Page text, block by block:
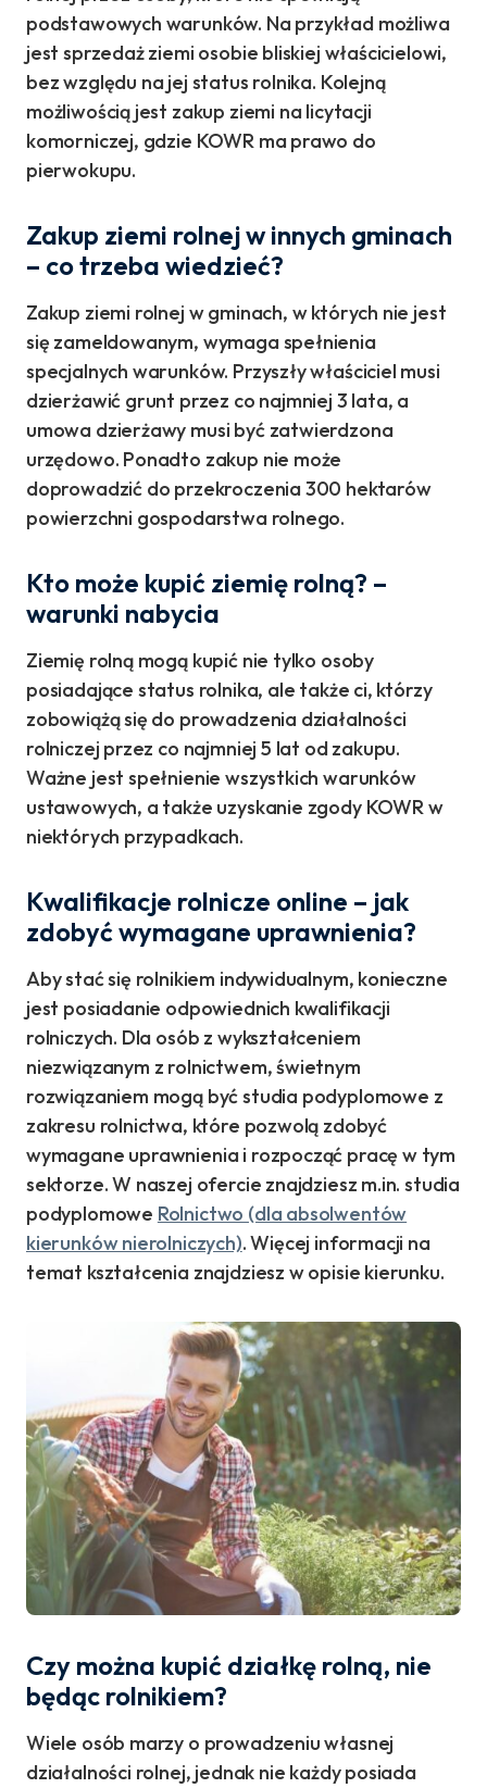
podstawowych warunków. Na przykład możliwa
jest sprzedaż ziemi osobie bliskiej właścicielowi,
bez względu na jej status rolnika. Kolejną
możliwością jest zakup ziemi na licytacji
komorniczej, gdzie KOWR ma prawo do
pierwokupu.
Zakup ziemi rolnej w innych gminach
– co trzeba wiedzieć?
Zakup ziemi rolnej w gminach, w których nie jest
się zameldowanym, wymaga spełnienia
specjalnych warunków. Przyszły właściciel musi
dzierżawić grunt przez co najmniej 3 lata, a
umowa dzierżawy musi być zatwierdzona
urzędowo. Ponadto zakup nie może
doprowadzić do przekroczenia 300 hektarów
powierzchni gospodarstwa rolnego.
Kto może kupić ziemię rolną? –
warunki nabycia
Ziemię rolną mogą kupić nie tylko osoby
posiadające status rolnika, ale także ci, którzy
zobowiążą się do prowadzenia działalności
rolniczej przez co najmniej 5 lat od zakupu.
Ważne jest spełnienie wszystkich warunków
ustawowych, a także uzyskanie zgody KOWR w
niektórych przypadkach.
Kwalifikacje rolnicze online – jak
zdobyć wymagane uprawnienia?
Aby stać się rolnikiem indywidualnym, konieczne
jest posiadanie odpowiednich kwalifikacji
rolniczych. Dla osób z wykształceniem
niezwiązanym z rolnictwem, świetnym
rozwiązaniem mogą być studia podyplomowe z
zakresu rolnictwa, które pozwolą zdobyć
wymagane uprawnienia i rozpocząć pracę w tym
sektorze. W naszej ofercie znajdziesz m.in. studia
podyplomowe Rolnictwo (dla absolwentów
kierunków nierolniczych). Więcej informacji na
temat kształcenia znajdziesz w opisie kierunku.
Czy można kupić działkę rolną, nie
będąc rolnikiem?
Wiele osób marzy o prowadzeniu własnej
działalności rolnej, jednak nie każdy posiada